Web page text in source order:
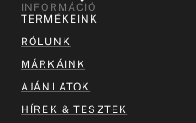
INFORMÁCIÓ
TERMÉKEINK
RÓLUNK
MÁRKÁINK
AJÁNLATOK
HÍREK & TESZTEK